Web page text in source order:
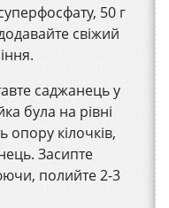
50 г
свіжий
саджанець у
була на рівні
опору кілочків,
Засипте
полийте 2-3